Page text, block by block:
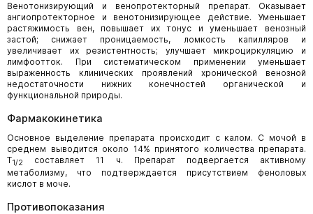
Венотонизирующий и венопротекторный препарат. Оказывает
ангиопротекторное и венотонизирующее действие. Уменьшает
растяжимость вен, повышает их тонус и уменьшает венозный
застой; снижает проницаемость, ломкость капилляров и
увеличивает их резистентность; улучшает микроциркуляцию и
лимфоотток. При систематическом применении уменьшает
выраженность клинических проявлений хронической венозной
недостаточности нижних конечностей органической и
функциональной природы.
Фармакокинетика
Основное выделение препарата происходит с калом. С мочой в
среднем выводится около 14% принятого количества препарата.
T1/2
составляет 11 ч. Препарат подвергается активному
метаболизму, что подтверждается присутствием феноловых
кислот в моче.
Противопоказания